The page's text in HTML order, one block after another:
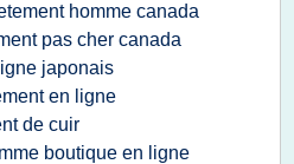
homme canada
pas cher canada
japonais
en ligne
de cuir
boutique en ligne